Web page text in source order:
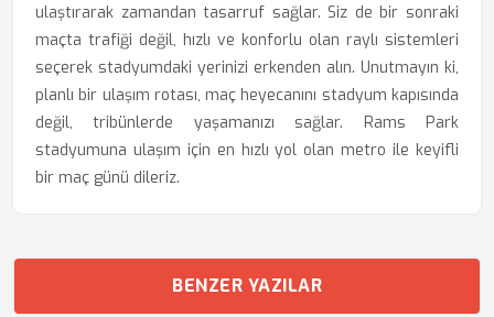
ulaştırarak zamandan tasarruf sağlar. Siz de bir sonraki
maçta trafiği değil, hızlı ve konforlu olan raylı sistemleri
seçerek stadyumdaki yerinizi erkenden alın. Unutmayın ki,
planlı bir ulaşım rotası, maç heyecanını stadyum kapısında
değil, tribünlerde yaşamanızı sağlar. Rams Park
stadyumuna ulaşım için en hızlı yol olan metro ile keyifli
bir maç günü dileriz.
BENZER YAZILAR